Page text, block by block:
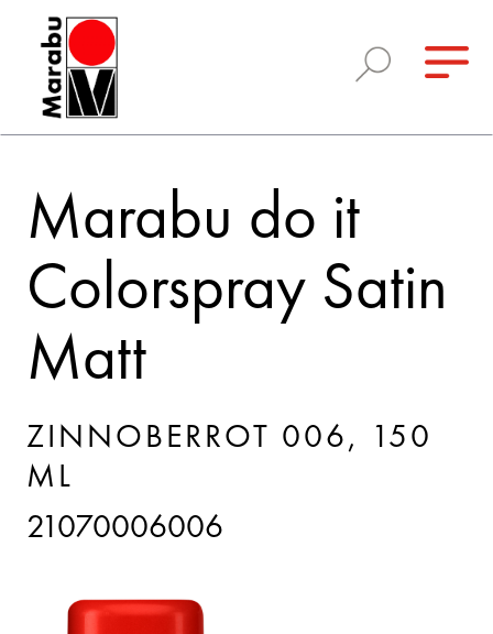
Marabu do it
Colorspray Satin
Matt
ZINNOBERROT 006, 150
ML
21070006006